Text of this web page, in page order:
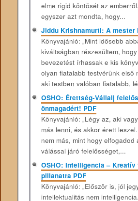
elme rigid köntösét az
egyszer azt mondta, hogy...
Jiddu Krishnamurti: A mester
Könyvajánló: „Mint idősebb
kiváltságban részesültem,
bevezetést írhassak e kis
olyan fiatalabb testvérünk első
aki testben valóban fiatalabb,
OSHO: Érettség-Vállalj
önmagadért! PDF
Könyvajánló: „Légy az, aki
más lenni, és akkor érett
nem más, mint hogy elfogadod
válással járó felelősséget,...
OSHO: Intelligencia – Kreatív
pillanatra PDF
Könyvajánló: „Először is, jól
intellektualitás nem